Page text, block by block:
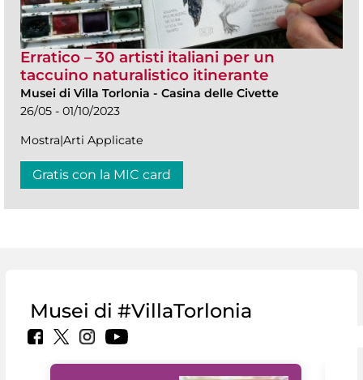
Erratico – 30 artisti italiani per un
taccuino naturalistico itinerante
Musei di Villa Torlonia - Casina delle Civette
26/05 - 01/10/2023
Mostra|Arti Applicate
Gratis con la MIC card
Musei di #VillaTorlonia